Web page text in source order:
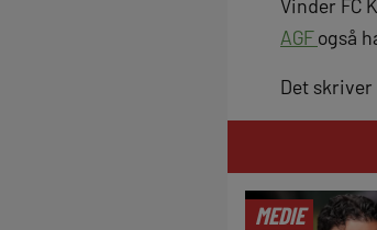
Vinder FC
AGFogså
Det
MEDIE